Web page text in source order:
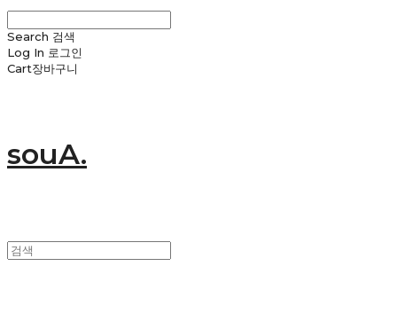
Search 검색
Log In 로그인
Cart장바구니
souA.